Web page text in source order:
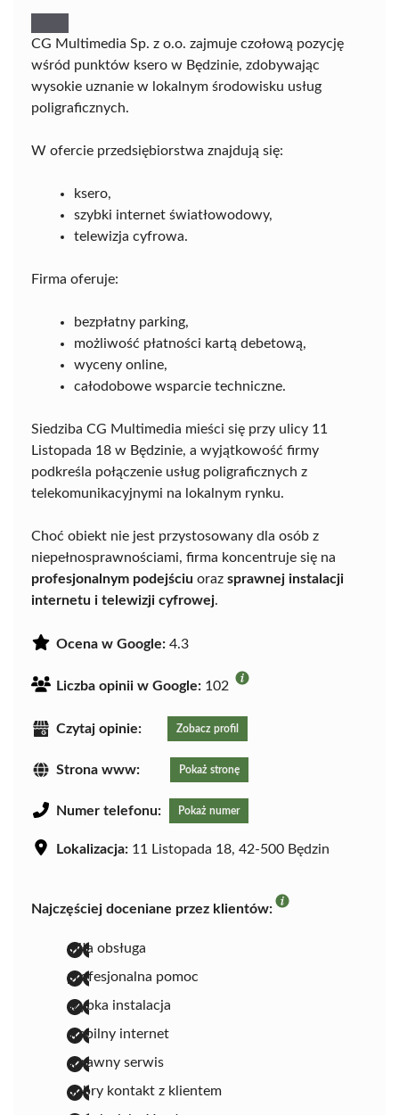
CG Multimedia Sp. z o.o. zajmuje czołową pozycję
wśród punktów ksero w Będzinie, zdobywając
wysokie uznanie w lokalnym środowisku usług
poligraficznych.
W ofercie przedsiębiorstwa znajdują się:
ksero,
szybki internet światłowodowy,
telewizja cyfrowa.
Firma oferuje:
bezpłatny parking,
możliwość płatności kartą debetową,
wyceny online,
całodobowe wsparcie techniczne.
Siedziba CG Multimedia mieści się przy ulicy 11
Listopada 18 w Będzinie, a wyjątkowość firmy
podkreśla połączenie usług poligraficznych z
telekomunikacyjnymi na lokalnym rynku.
Choć obiekt nie jest przystosowany dla osób z
niepełnosprawnościami, firma koncentruje się na
profesjonalnym podejściu oraz sprawnej instalacji
internetu i telewizji cyfrowej.
Ocena w Google: 4.3
Liczba opinii w Google: 102
Czytaj opinie: Zobacz profil
Strona www: Pokaż stronę
Numer telefonu: Pokaż numer
Lokalizacja: 11 Listopada 18, 42-500 Będzin
Najczęściej doceniane przez klientów:
miła obsługa
profesjonalna pomoc
szybka instalacja
stabilny internet
sprawny serwis
dobry kontakt z klientem